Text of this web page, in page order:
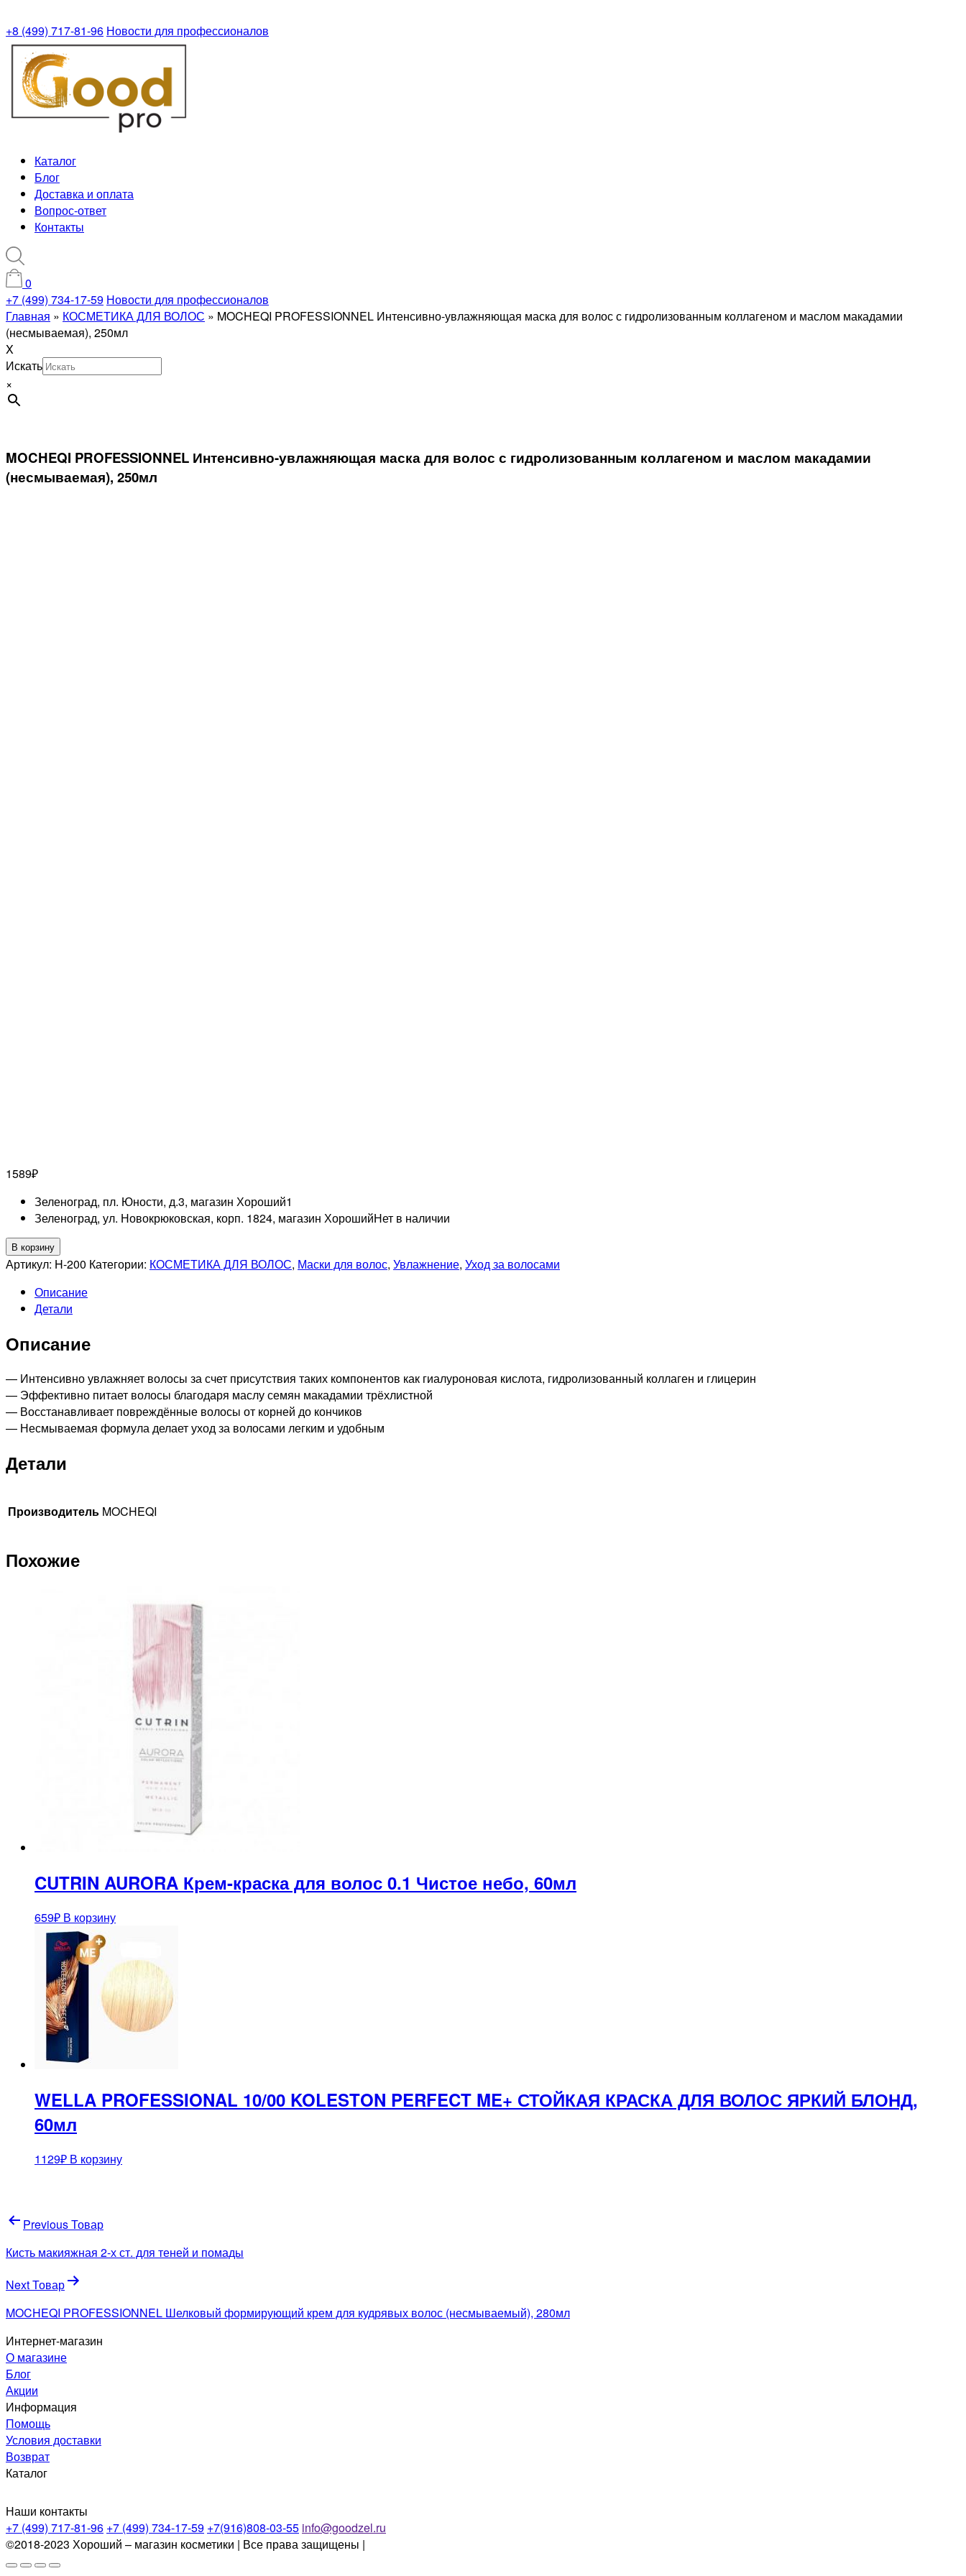
+8 (499) 717-81-96 Новости для профессионалов
Каталог
Блог
Доставка и оплата
Вопрос-ответ
Контакты
0
+7 (499) 734-17-59 Новости для профессионалов
Главная » КОСМЕТИКА ДЛЯ ВОЛОС » MOCHEQI PROFESSIONNEL Интенсивно-увлажняющая маска для волос с гидролизованным коллагеном и маслом макадамии
(несмываемая), 250мл
X
Искать
×
MOCHEQI PROFESSIONNEL Интенсивно-увлажняющая маска для волос с гидролизованным коллагеном и маслом макадамии
(несмываемая), 250мл
1589₽
Зеленоград, пл. Юности, д.3, магазин Хороший1
Зеленоград, ул. Новокрюковская, корп. 1824, магазин ХорошийНет в наличии
Количество
товара
PROFESSIONNEL
Интенсивно-
маска
волос
с
гидролизованным
коллагеном
маслом
макадамии
250мл
В корзину
Артикул: H-200 Категории: КОСМЕТИКА ДЛЯ ВОЛОС, Маски для волос, Увлажнение, Уход за волосами
Описание
Детали
Описание
— Интенсивно увлажняет волосы за счет присутствия таких компонентов как гиалуроновая кислота, гидролизованный коллаген и глицерин
— Эффективно питает волосы благодаря маслу семян макадамии трёхлистной
— Восстанавливает повреждённые волосы от корней до кончиков
— Несмываемая формула делает уход за волосами легким и удобным
Детали
Производитель MOCHEQI
Похожие
CUTRIN AURORA Крем-краска для волос 0.1 Чистое небо, 60мл
659₽ В корзину
WELLA PROFESSIONAL 10/00 KOLESTON PERFECT ME+ СТОЙКАЯ КРАСКА ДЛЯ ВОЛОС ЯРКИЙ БЛОНД,
60мл
1129₽ В корзину
Навигация
по
записям
Previous Товар
Кисть макияжная 2-х ст. для теней и помады
Next Товар
MOCHEQI PROFESSIONNEL Шелковый формирующий крем для кудрявых волос (несмываемый), 280мл
Интернет-магазин
О магазине
Блог
Акции
Информация
Помощь
Условия доставки
Возврат
Каталог
Наши контакты
+7 (499) 717-81-96 +7 (499) 734-17-59 +7(916)808-03-55 info@goodzel.ru
©2018-2023 Хороший – магазин косметики | Все права защищены |